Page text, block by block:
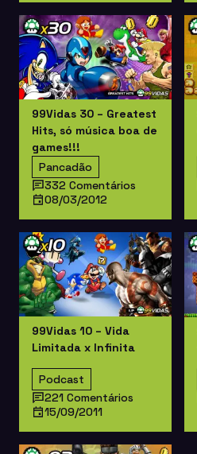
99Vidas 30 – Greatest
Hits, só música boa de
games!!!
Pancadão
332 Comentários
08/03/2012
99Vidas 10 – Vida
Limitada x Infinita
Podcast
221 Comentários
15/09/2011